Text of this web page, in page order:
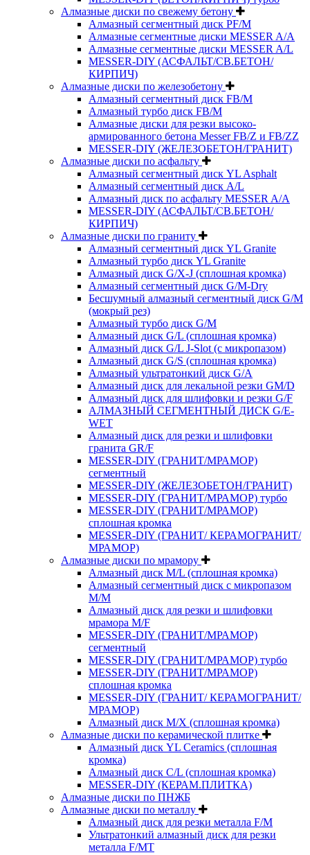
Алмазные диски по свежему бетону
Алмазный сегментный диск PF/M
Алмазные сегментные диски MESSER A/A
Алмазные сегментные диски MESSER A/L
MESSER-DIY (АСФАЛЬТ/СВ.БЕТОН/
КИРПИЧ)
Алмазные диски по железобетону
Алмазный сегментный диск FB/M
Алмазный турбо диск FB/M
Алмазные диски для резки высоко-
армированного бетона Messer FB/Z и FB/ZZ
MESSER-DIY (ЖЕЛЕЗОБЕТОН/ГРАНИТ)
Алмазные диски по асфальту
Алмазный сегментный диск YL Asphalt
Алмазный сегментный диск A/L
Алмазный диск по асфальту MESSER A/A
MESSER-DIY (АСФАЛЬТ/СВ.БЕТОН/
КИРПИЧ)
Алмазные диски по граниту
Алмазный сегментный диск YL Granite
Алмазный турбо диск YL Granite
Алмазный диск G/X-J (сплошная кромка)
Алмазный сегментный диск G/M-Dry
Бесшумный алмазный сегментный диск G/M
(мокрый рез)
Алмазный турбо диск G/M
Алмазный диск G/L (сплошная кромка)
Алмазный диск G/L J-Slot (с микропазом)
Алмазный диск G/S (сплошная кромка)
Алмазный ультратонкий диск G/A
Алмазный диск для лекальной резки GM/D
Алмазный диск для шлифовки и резки G/F
АЛМАЗНЫЙ СЕГМЕНТНЫЙ ДИСК G/E-
WET
Алмазный диск для резки и шлифовки
гранита GR/F
MESSER-DIY (ГРАНИТ/МРАМОР)
сегментный
MESSER-DIY (ЖЕЛЕЗОБЕТОН/ГРАНИТ)
MESSER-DIY (ГРАНИТ/МРАМОР) турбо
MESSER-DIY (ГРАНИТ/МРАМОР)
сплошная кромка
MESSER-DIY (ГРАНИТ/ КЕРАМОГРАНИТ/
МРАМОР)
Алмазные диски по мрамору
Алмазный диск M/L (сплошная кромка)
Алмазный сегментный диск с микропазом
M/M
Алмазный диск для резки и шлифовки
мрамора M/F
MESSER-DIY (ГРАНИТ/МРАМОР)
сегментный
MESSER-DIY (ГРАНИТ/МРАМОР) турбо
MESSER-DIY (ГРАНИТ/МРАМОР)
сплошная кромка
MESSER-DIY (ГРАНИТ/ КЕРАМОГРАНИТ/
МРАМОР)
Алмазный диск M/X (сплошная кромка)
Алмазные диски по керамической плитке
Алмазный диск YL Ceramics (сплошная
кромка)
Алмазный диск C/L (сплошная кромка)
MESSER-DIY (КЕРАМ.ПЛИТКА)
Алмазные диски по ПНЖБ
Алмазные диски по металлу
Алмазный диск для резки металла F/M
Ультратонкий алмазный диск для резки
металла F/MT